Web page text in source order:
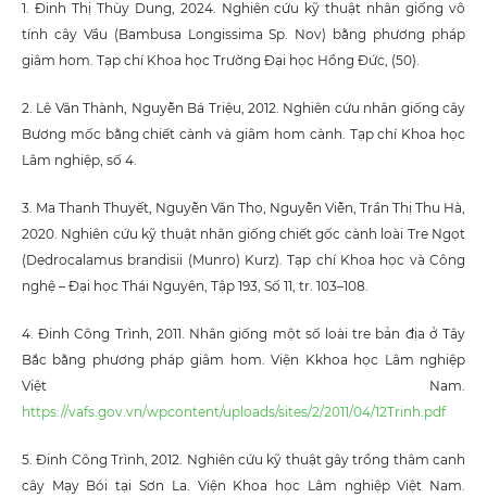
1. Đinh Thị Thùy Dung, 2024. Nghiên cứu kỹ thuật nhân giống vô
tính cây Vầu (Bambusa Longissima Sp. Nov) bằng phương pháp
giâm hom. Tạp chí Khoa học Trường Đại học Hồng Đức, (50).
2. Lê Văn Thành, Nguyễn Bá Triệu, 2012. Nghiên cứu nhân giống cây
Bương mốc bằng chiết cành và giâm hom cành. Tạp chí Khoa học
Lâm nghiệp, số 4.
3. Ma Thanh Thuyết, Nguyễn Văn Thọ, Nguyễn Viễn, Trần Thị Thu Hà,
2020. Nghiên cứu kỹ thuật nhân giống chiết gốc cành loài Tre Ngọt
(Dedrocalamus brandisii (Munro) Kurz). Tạp chí Khoa học và Công
nghệ – Đại học Thái Nguyên, Tập 193, Số 11, tr. 103–108.
4. Đinh Công Trình, 2011. Nhân giống một số loài tre bản địa ở Tây
Bắc bằng phương pháp giâm hom. Viện Kkhoa học Lâm nghiệp
Việt Nam.
https://vafs.gov.vn/wpcontent/uploads/sites/2/2011/04/12Trinh.pdf
5. Đinh Công Trình, 2012. Nghiên cứu kỹ thuật gây trồng thâm canh
cây Mạy Bói tại Sơn La. Viện Khoa học Lâm nghiệp Việt Nam.